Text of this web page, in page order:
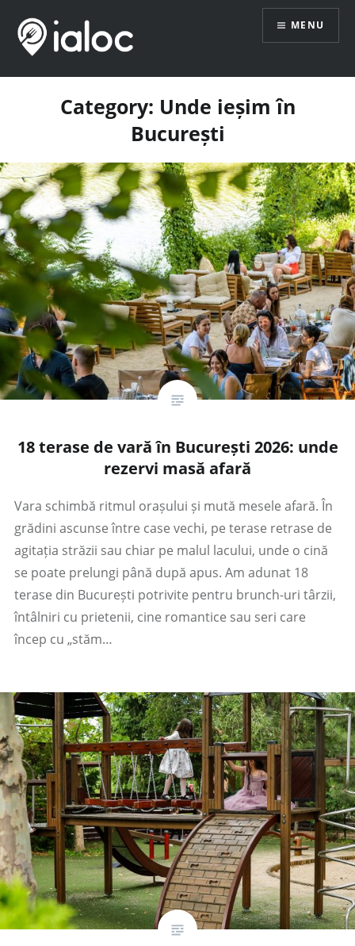
content
MENU
Category: Unde ieșim în
București
18 terase de vară în București 2026: unde
rezervi masă afară
Vara schimbă ritmul orașului și mută mesele afară. În
grădini ascunse între case vechi, pe terase retrase de
agitația străzii sau chiar pe malul lacului, unde o cină
se poate prelungi până după apus. Am adunat 18
terase din București potrivite pentru brunch-uri târzii,
întâlniri cu prietenii, cine romantice sau seri care
încep cu „stăm…